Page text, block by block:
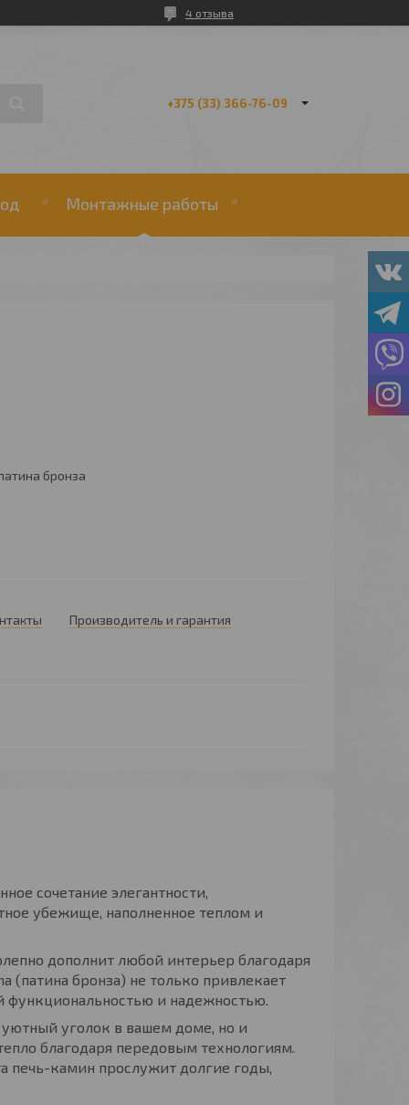
4 отзыва
+375 (33) 366-76-09
Монтажные работы
бронза
Производитель и гарантия
сочетание элегантности,
убежище, наполненное теплом и
дополнит любой интерьер благодаря
(патина бронза) не только привлекает
функциональностью и надежностью.
уютный уголок в вашем доме, но и
благодаря передовым технологиям.
печь-камин прослужит долгие годы,